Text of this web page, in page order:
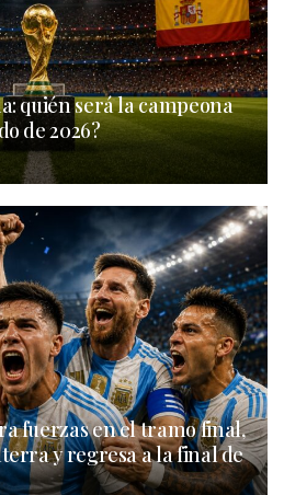
quién será la campeona
de 2026?
fuerzas en el tramo final,
y regresa a la final de